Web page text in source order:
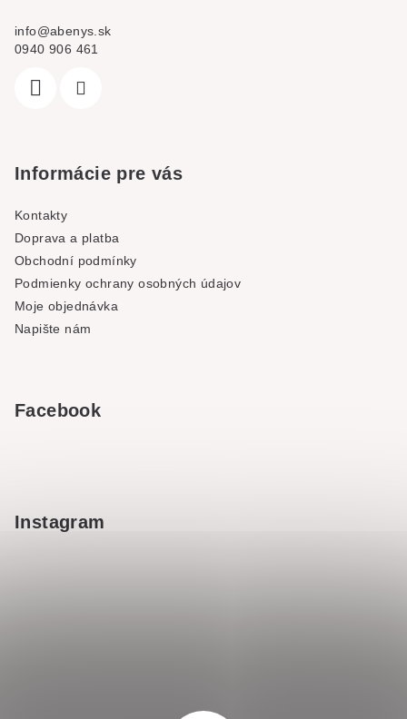
info@abenys.sk
0940 906 461
Informácie pre vás
Kontakty
Doprava a platba
Obchodní podmínky
Podmienky ochrany osobných údajov
Moje objednávka
Napište nám
Facebook
Instagram